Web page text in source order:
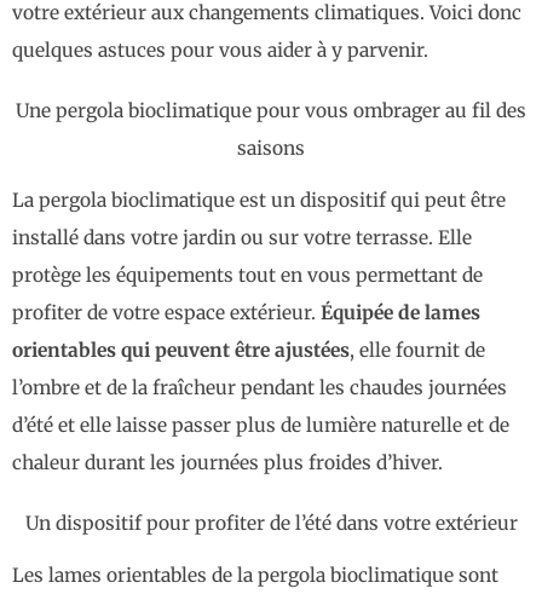
votre extérieur aux changements climatiques. Voici donc
quelques astuces pour vous aider à y parvenir.
Une pergola bioclimatique pour vous ombrager au fil des
saisons
La pergola bioclimatique est un dispositif qui peut être
installé dans votre jardin ou sur votre terrasse. Elle
protège les équipements tout en vous permettant de
profiter de votre espace extérieur. Équipée de lames
orientables qui peuvent être ajustées, elle fournit de
l’ombre et de la fraîcheur pendant les chaudes journées
d’été et elle laisse passer plus de lumière naturelle et de
chaleur durant les journées plus froides d’hiver.
Un dispositif pour profiter de l’été dans votre extérieur
Les lames orientables de la pergola bioclimatique sont